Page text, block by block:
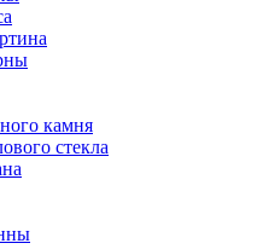
камня
стекла